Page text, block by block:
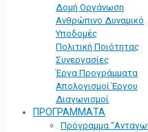
Δομή Οργάνωση
Ανθρώπινο Δυναμικό
Υποδομές
Πολιτική Ποιότητας
Συνεργασίες
Έργα Προγράμματα
Απολογισμοί Έργου
Διαγωνισμοί
ΠΡΟΓΡΑΜΜΑΤΑ
Πρόγραμμα